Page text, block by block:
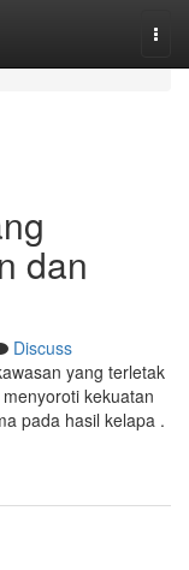
dan
Discuss
yang terletak
kekuatan
pada hasil kelapa .